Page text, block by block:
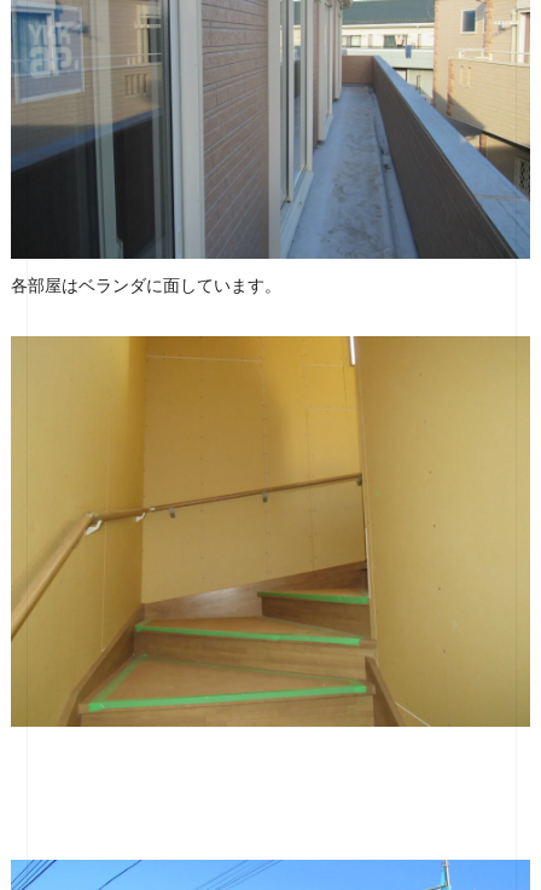
各部屋はベランダに面しています。